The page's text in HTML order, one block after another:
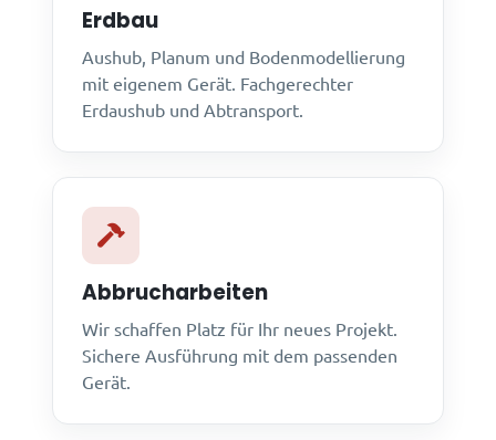
Erdbau
Aushub, Planum und Bodenmodellierung
mit eigenem Gerät. Fachgerechter
Erdaushub und Abtransport.
Abbrucharbeiten
Wir schaffen Platz für Ihr neues Projekt.
Sichere Ausführung mit dem passenden
Gerät.